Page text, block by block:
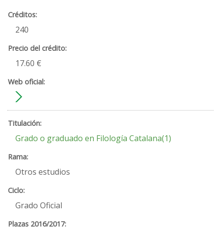
240
17.60 €
Grado o graduado en Filología Catalana(1)
Otros estudios
Grado Oficial